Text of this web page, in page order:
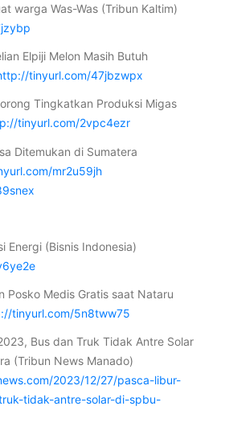
warga Was-Was (Tribun Kaltim)
Elpiji Melon Masih Butuh
tinyurl.com/47jbzwpx
Tingkatkan Produksi Migas
tinyurl.com/2vpc4ezr
Ditemukan di Sumatera
mr2u59jh
Energi (Bisnis Indonesia)
Posko Medis Gratis saat Nataru
tinyurl.com/5n8tww75
Bus dan Truk Tidak Antre Solar
(Tribun News Manado)
2023/12/27/pasca-libur-
tidak-antre-solar-di-spbu-